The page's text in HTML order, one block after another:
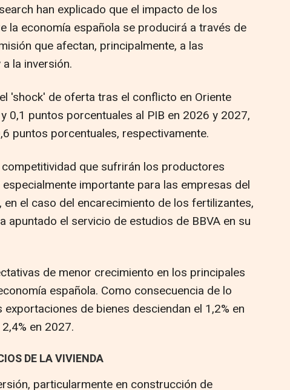
han explicado que el impacto de los
la economía española se producirá a través de
que afectan, principalmente, a las
la inversión.
'shock' de oferta tras el conflicto en Oriente
0,1 puntos porcentuales al PIB en 2026 y 2027,
puntos porcentuales, respectivamente.
que sufrirán los productores
importante para las empresas del
el caso del encarecimiento de los fertilizantes,
apuntado el servicio de estudios de BBVA en su
de menor crecimiento en los principales
española. Como consecuencia de lo
de bienes desciendan el 1,2% en
en 2027.
DE LA VIVIENDA
particularmente en construcción de